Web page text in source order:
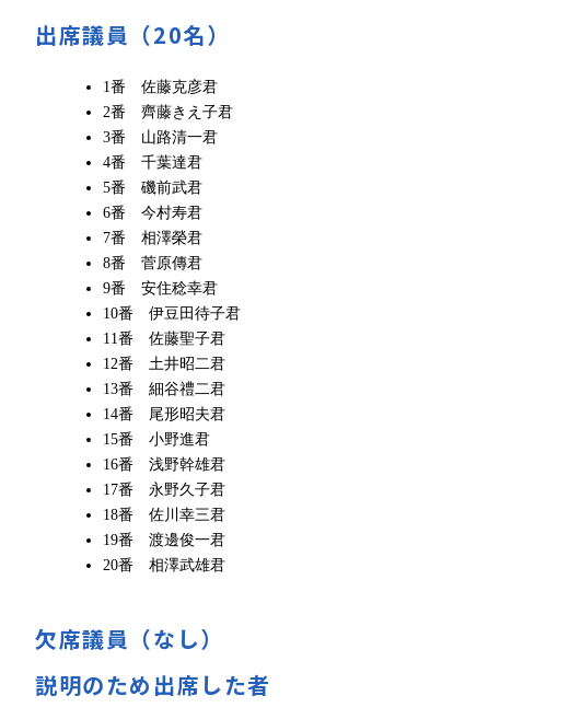
出席議員（20名）
1番 佐藤克彦君
2番 齊藤きえ子君
3番 山路清一君
4番 千葉達君
5番 磯前武君
6番 今村寿君
7番 相澤榮君
8番 菅原傳君
9番 安住稔幸君
10番 伊豆田待子君
11番 佐藤聖子君
12番 土井昭二君
13番 細谷禮二君
14番 尾形昭夫君
15番 小野進君
16番 浅野幹雄君
17番 永野久子君
18番 佐川幸三君
19番 渡邊俊一君
20番 相澤武雄君
欠席議員（なし）
説明のため出席した者